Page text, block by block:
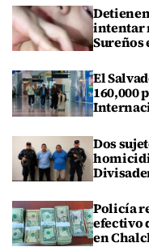
intentar
Sureños
El
160,000
Dos
Policía
efectivo
en